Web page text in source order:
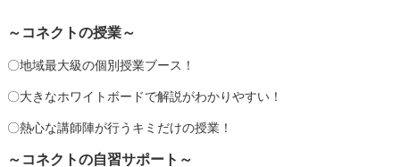
～コネクトの授業～
〇地域最大級の個別授業ブース！
〇大きなホワイトボードで解説がわかりやすい！
〇熱心な講師陣が行うキミだけの授業！
～コネクトの自習サポート～